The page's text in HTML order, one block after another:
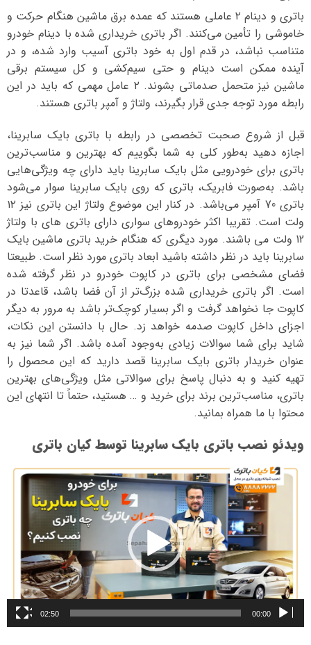
باتری و دینام ۲ عاملی هستند که عمده برق ماشین هنگام حرکت و
خاموشی را تأمین می‌کنند. اگر باتری خریداری شده با دینام خودرو
متناسب نباشد، در قدم اول به خود باتری آسیب وارد شده، و در
آینده ممکن است دینام و حتی سیم‌کشی و کل سیستم برقی
ماشین نیز متحمل صدماتی بشوند. ۲ عامل مهمی که باید در این
رابطه مورد توجه جدی قرار بگیرند، ولتاژ و آمپر باتری هستند.
قبل از شروع صحبت تخصصی در رابطه با باتری بایک سابرینا،
اجازه دهید به‌طور کلی به شما بگوییم که بهترین و مناسب‌ترین
باتری برای خودرویی مثل بایک سابرینا باید دارای چه ویژگی‌هایی
باشد. به‌صورت فابریک، باتری که روی بایک سابرینا سوار می‌شود
باتری 70 آمپر می‌باشد. در کنار این موضوع ولتاژ این باتری نیز ۱۲
ولت است. تقریبا اکثر خودروهای سواری دارای باتری های با ولتاژ
12 ولت می باشند. مورد دیگری که هنگام خرید باتری ماشین بایک
سابرینا باید در نظر داشته باشید ابعاد باتری مورد نظر است. طبیعتا
فضای مشخصی برای باتری در کاپوت خودرو در نظر گرفته شده
است. اگر باتری خریداری شده بزرگ‌تر از آن فضا باشد، قاعدتا در
کاپوت جا نخواهد گرفت و اگر بسیار کوچک‌تر باشد به مرور به دیگر
اجزای داخل کاپوت صدمه خواهد زد. حال با دانستن این نکات،
شاید برای شما سوالات زیادی به‌وجود آمده باشد. اگر شما نیز به
عنوان خریدار باتری بایک سابرینا قصد دارید که این محصول را
تهیه کنید و به دنبال پاسخ برای سوالاتی مثل ویژگی‌های بهترین
باتری، مناسب‌ترین برند برای خرید و … هستید، حتماً تا انتهای این
محتوا با ما همراه بمانید.
ویدئو نصب باتری بایک سابرینا توسط کیان باتری
نمایشگر
ویدیو
00:00
02:50